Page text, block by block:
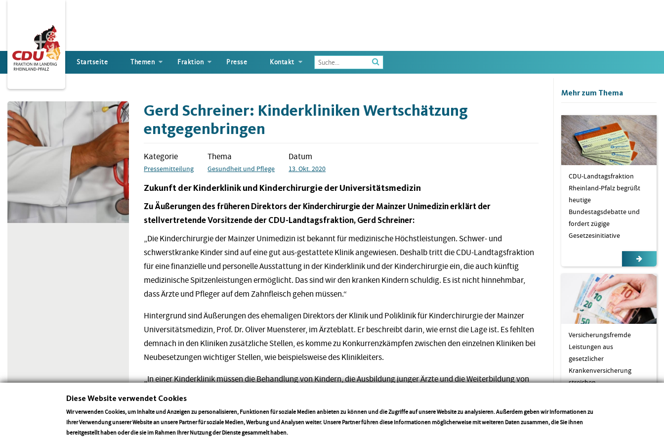
Startseite Themen Fraktion Presse Kontakt
Enter
the
Gerd Schreiner: Kinderkliniken Wertschätzung
entgegenbringen
Kategorie
Pressemitteilung
Thema
Gesundheit und Pflege
Datum
13. Okt. 2020
Zukunft der Kinderklinik und Kinderchirurgie der Universitätsmedizin
Zu Äußerungen des früheren Direktors der Kinderchirurgie der Mainzer Unimedizin erklärt der
stellvertretende Vorsitzende der CDU-Landtagsfraktion, Gerd Schreiner:
„Die Kinderchirurgie der Mainzer Unimedizin ist bekannt für medizinische Höchstleistungen. Schwer- und
schwerstkranke Kinder sind auf eine gut aus-gestattete Klinik angewiesen. Deshalb tritt die CDU-Landtagsfraktion
für eine finanzielle und personelle Ausstattung in der Kinderklinik und der Kinderchirurgie ein, die auch künftig
medizinische Spitzenleistungen ermöglicht. Das sind wir den kranken Kindern schuldig. Es ist nicht hinnehmbar,
dass Ärzte und Pfleger auf dem Zahnfleisch gehen müssen.“
Hintergrund sind Äußerungen des ehemaligen Direktors der Klinik und Poliklinik für Kinderchirurgie der Mainzer
Universitätsmedizin, Prof. Dr. Oliver Muensterer, im Ärzteblatt. Er beschreibt darin, wie ernst die Lage ist. Es fehlten
demnach in den Kliniken zusätzliche Stellen, es komme zu Konkurrenzkämpfen zwischen den einzelnen Kliniken bei
Neubesetzungen wichtiger Stellen, wie beispielsweise des Klinikleiters.
„In einer Kinderklinik müssen die Behandlung von Kindern, die Ausbildung junger Ärzte und die Weiterbildung von
und die Landesregierung ihnen nicht zur Seite steht?“
Zurück
Mehr zum Thema
CDU-Landtagsfraktion
Rheinland-Pfalz begrüßt
heutige
Bundestagsdebatte und
fordert zügige
Gesetzesinitiative
Versicherungsfremde
Leistungen aus
gesetzlicher
Krankenversicherung
streichen
Diese Website verwendet Cookies
Wir verwenden Cookies, um Inhalte und Anzeigen zu personalisieren, Funktionen für soziale Medien anbieten zu können und die Zugriffe auf unsere Website zu analysieren. Außerdem geben wir Informationen zu
Ihrer Verwendung unserer Website an unsere Partner für soziale Medien, Werbung und Analysen weiter. Unsere Partner führen diese Informationen möglicherweise mit weiteren Daten zusammen, die Sie ihnen
bereitgestellt haben oder die sie im Rahmen Ihrer Nutzung der Dienste gesammelt haben.